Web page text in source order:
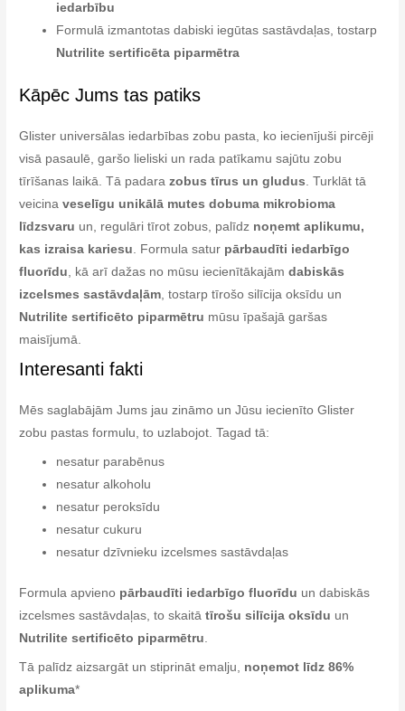
iedarbību
Formulā izmantotas dabiski iegūtas sastāvdaļas, tostarp
Nutrilite sertificēta piparmētra
Kāpēc Jums tas patiks
Glister universālas iedarbības zobu pasta, ko iecienījuši pircēji
visā pasaulē, garšo lieliski un rada patīkamu sajūtu zobu
tīrīšanas laikā. Tā padarazobus tīrus un gludus . Turklāt tā
veicinaveselīgu unikālā mutes dobuma mikrobioma
līdzsvaru un, regulāri tīrot zobus, palīdz noņemt aplikumu,
kas izraisa kariesu . Formula satur pārbaudīti iedarbīgo
fluorīdu , kā arī dažas no mūsu iecienītākajāmdabiskās
izcelsmes sastāvdaļām , tostarp tīrošo silīcija oksīdu un
Nutrilite sertificēto piparmētru mūsu īpašajā garšas
maisījumā.
Interesanti fakti
Mēs saglabājām Jums jau zināmo un Jūsu iecienīto Glister
zobu pastas formulu, to uzlabojot. Tagad tā:
nesatur parabēnus
nesatur alkoholu
nesatur peroksīdu
nesatur cukuru
nesatur dzīvnieku izcelsmes sastāvdaļas
Formula apvieno pārbaudīti iedarbīgo fluorīdu un dabiskās
izcelsmes sastāvdaļas, to skaitātīrošu silīcija oksīdu un
Nutrilite sertificēto piparmētru.
Tā palīdz aizsargāt un stiprināt emalju, noņemot līdz 86%
aplikuma*